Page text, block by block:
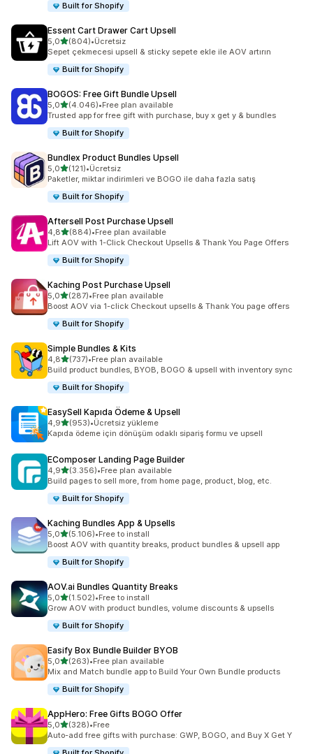
Built for Shopify
Essent Cart Drawer Cart Upsell
5,05 yıldız üzerinden
(804)
toplam 804 değerlendirme
•Ücretsiz
Sepet çekmecesi upsell & sticky sepete ekle ile AOV artırın
Built for Shopify
BOGOS: Free Gift Bundle Upsell
5,05 yıldız üzerinden
(4.046)
toplam 4046 değerlendirme
•Free plan available
Trusted app for free gift with purchase, buy x get y & bundles
Built for Shopify
Bundlex Product Bundles Upsell
5,05 yıldız üzerinden
(121)
toplam 121 değerlendirme
•Ücretsiz
Paketler, miktar indirimleri ve BOGO ile daha fazla satış
Built for Shopify
Aftersell Post Purchase Upsell
4,85 yıldız üzerinden
(884)
toplam 884 değerlendirme
•Free plan available
Lift AOV with 1-Click Checkout Upsells & Thank You Page Offers
Built for Shopify
Kaching Post Purchase Upsell
5,05 yıldız üzerinden
(287)
toplam 287 değerlendirme
•Free plan available
Boost AOV via 1-click Checkout upsells & Thank You page offers
Built for Shopify
Simple Bundles & Kits
4,85 yıldız üzerinden
(737)
toplam 737 değerlendirme
•Free plan available
Build product bundles, BYOB, BOGO & upsell with inventory sync
Built for Shopify
EasySell Kapıda Ödeme & Upsell
4,95 yıldız üzerinden
(953)
toplam 953 değerlendirme
•Ücretsiz yükleme
Kapıda ödeme için dönüşüm odaklı sipariş formu ve upsell
EComposer Landing Page Builder
4,95 yıldız üzerinden
(3.356)
toplam 3356 değerlendirme
•Free plan available
Build pages to sell more, from home page, product, blog, etc.
Built for Shopify
Kaching Bundles App & Upsells
5,05 yıldız üzerinden
(5.106)
toplam 5106 değerlendirme
•Free to install
Boost AOV with quantity breaks, product bundles & upsell app
Built for Shopify
AOV.ai Bundles Quantity Breaks
5,05 yıldız üzerinden
(1.502)
toplam 1502 değerlendirme
•Free to install
Grow AOV with product bundles, volume discounts & upsells
Built for Shopify
Easify Box Bundle Builder BYOB
5,05 yıldız üzerinden
(263)
toplam 263 değerlendirme
•Free plan available
Mix and Match bundle app to Build Your Own Bundle products
Built for Shopify
AppHero: Free Gifts BOGO Offer
5,05 yıldız üzerinden
(328)
toplam 328 değerlendirme
•Free
Auto-add free gifts with purchase: GWP, BOGO, and Buy X Get Y